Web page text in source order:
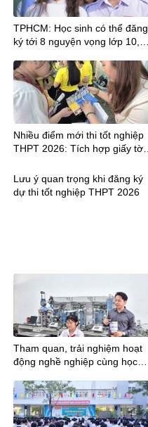
TPHCM: Học sinh có thể đăng
ký tới 8 nguyện vọng lớp 10,
Nhiều điểm mới thi tốt nghiệp
THPT 2026: Tích hợp giấy tờ,
ngày
Lưu ý quan trọng khi đăng ký
dự thi tốt nghiệp THPT 2026
Tham quan, trải nghiệm hoạt
động nghề nghiệp cùng học
Lưu tại Trường TCN
KTCNHùng Vương